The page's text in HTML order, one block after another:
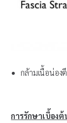
กล้ามเนื้อน่อง
การรักษาเบื้องต้